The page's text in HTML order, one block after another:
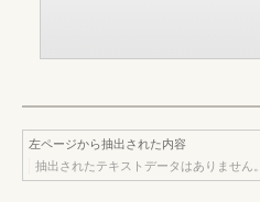
左ページから抽出された内容
抽出されたテキストデータはありません。